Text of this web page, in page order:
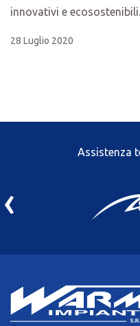
innovativi e ecosostenibili.
28 Luglio 2020
Assistenza
‹